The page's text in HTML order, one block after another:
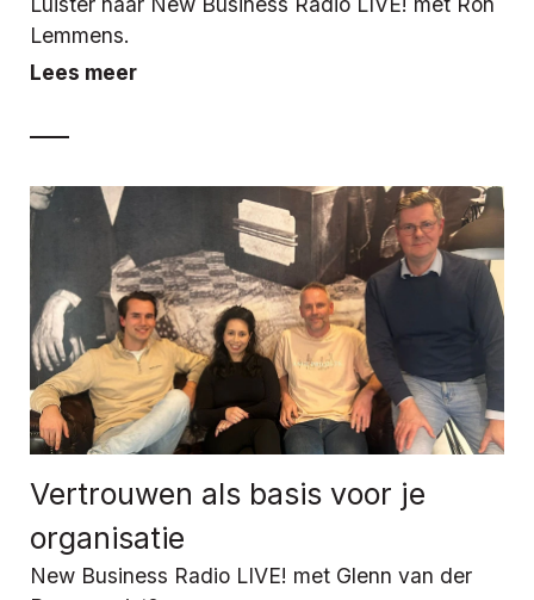
Lemmens.
Lees meer
Vertrouwen als basis voor je
organisatie
New Business Radio LIVE! met Glenn van der